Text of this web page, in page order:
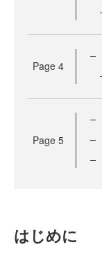
Page 4
Page 5
はじめに